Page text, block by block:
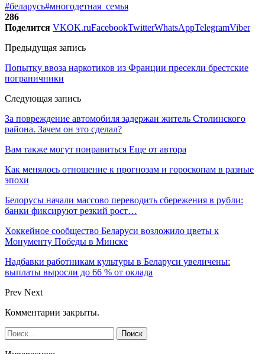
#беларусь#многодетная_семья
286
Поделится VKOK.ruFacebookTwitterWhatsAppTelegramViber
Предыдущая запись
Попытку ввоза наркотиков из Франции пресекли брестские
пограничники
Следующая запись
За повреждение автомобиля задержан житель Столинского
района. Зачем он это сделал?
Вам также могут понравиться Еще от автора
Как менялось отношение к прогнозам и гороскопам в разные
эпохи
Белорусы начали массово переводить сбережения в рубли:
банки фиксируют резкий рост…
Хоккейное сообщество Беларуси возложило цветы к
Монументу Победы в Минске
Надбавки работникам культуры в Беларуси увеличены:
выплаты выросли до 66 % от оклада
Prev Next
Комментарии закрыты.